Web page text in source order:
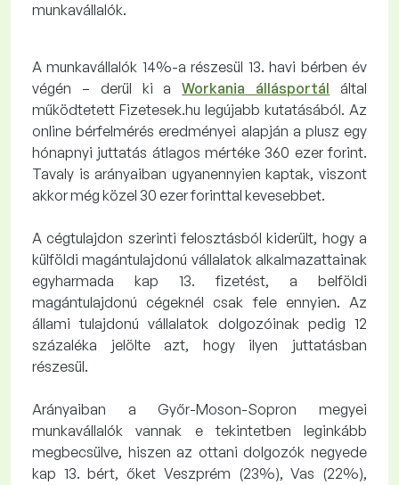
munkavállalók.
A munkavállalók 14%-a részesül 13. havi bérben év
végén – derül ki aWorkania állásportál által
működtetett Fizetesek.hu legújabb kutatásából. Az
online bérfelmérés eredményei alapján a plusz egy
hónapnyi juttatás átlagos mértéke 360 ezer forint.
Tavaly is arányaiban ugyanennyien kaptak, viszont
akkor még közel 30 ezer forinttal kevesebbet.
A cégtulajdon szerinti felosztásból kiderült, hogy a
külföldi magántulajdonú vállalatok alkalmazattainak
egyharmada kap 13. fizetést, a belföldi
magántulajdonú cégeknél csak fele ennyien. Az
állami tulajdonú vállalatok dolgozóinak pedig 12
százaléka jelölte azt, hogy ilyen juttatásban
részesül.
Arányaiban a Győr-Moson-Sopron megyei
munkavállalók vannak e tekintetben leginkább
megbecsülve, hiszen az ottani dolgozók negyede
kap 13. bért, őket Veszprém (23%), Vas (22%),